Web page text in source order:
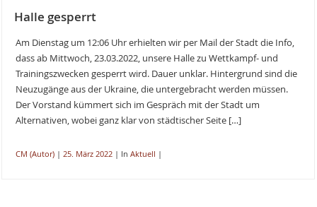
Halle gesperrt
Am Dienstag um 12:06 Uhr erhielten wir per Mail der Stadt die Info,
dass ab Mittwoch, 23.03.2022, unsere Halle zu Wettkampf- und
Trainingszwecken gesperrt wird. Dauer unklar. Hintergrund sind die
Neuzugänge aus der Ukraine, die untergebracht werden müssen.
Der Vorstand kümmert sich im Gespräch mit der Stadt um
Alternativen, wobei ganz klar von städtischer Seite […]
CM (Autor)| 25. März 2022| In Aktuell |